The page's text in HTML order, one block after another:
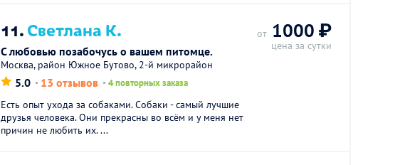
11.Светлана К.
С любовью позабочусь о вашем питомце.
Москва, район Южное Бутово, 2-й микрорайон
5.0 13 отзывов 4 повторных заказа
Есть опыт ухода за собаками. Собаки - самый лучшие
друзья человека. Они прекрасны во всём и у меня нет
причин не любить их. ...
от 1000 ₽
цена за сутки